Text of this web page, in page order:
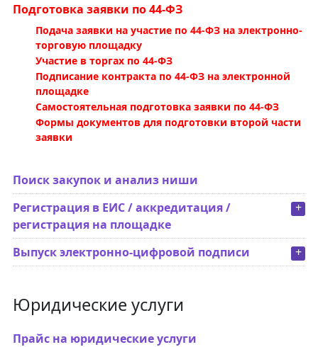
Подготовка заявки по 44-ФЗ
Подача заявки на участие по 44-ФЗ на электронно-
торговую площадку
Участие в торгах по 44-ФЗ
Подписание контракта по 44-ФЗ на электронной
площадке
Самостоятельная подготовка заявки по 44-ФЗ
Формы документов для подготовки второй части
заявки
Поиск закупок и анализ ниши
+
Регистрация в ЕИС / аккредитация /
регистрация на площадке
+
Выпуск электронно-цифровой подписи
Юридические услуги
Прайс на юридические услуги